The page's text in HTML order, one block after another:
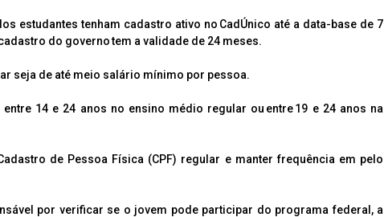
estudantes tenham cadastro ativo no CadÚnico até a data-base de 7
do governo tem a validade de 24 meses.
seja de até meio salário mínimo por pessoa.
14 e 24 anos no ensino médio regular ou entre 19 e 24 anos na
de Pessoa Física (CPF) regular e manter frequência em pelo
por verificar se o jovem pode participar do programa federal, a